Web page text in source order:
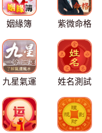
姻緣簿 紫微命格
九星氣運 姓名測試